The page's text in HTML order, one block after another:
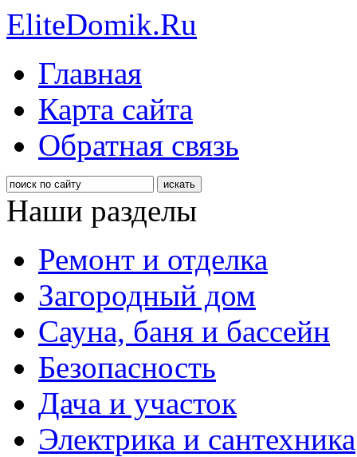
EliteDomik.Ru
Главная
Карта сайта
Обратная связь
Наши разделы
Ремонт и отделка
Загородный дом
Сауна, баня и бассейн
Безопасность
Дача и участок
Электрика и сантехника